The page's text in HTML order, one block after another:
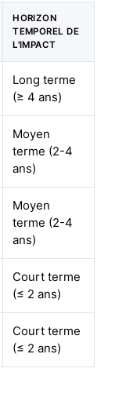
HORIZON
TEMPOREL DE
L'IMPACT
Long terme
(≥ 4 ans)
Moyen
terme (2-4
ans)
Moyen
terme (2-4
ans)
Court terme
(≤ 2 ans)
Court terme
(≤ 2 ans)